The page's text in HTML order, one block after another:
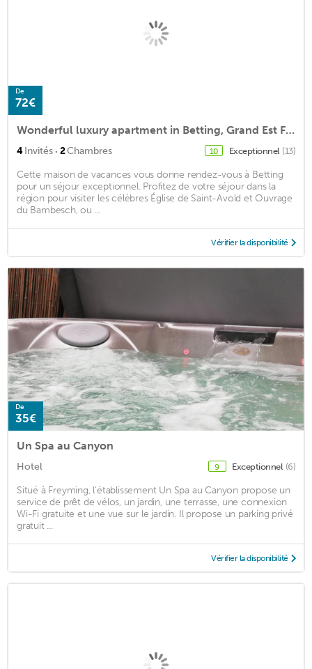
De
72€
Wonderful luxury apartment in Betting, Grand Est France. Accessible
4Invités · 2Chambres 10 Exceptionnel (13)
Cette maison de vacances vous donne rendez-vous à Betting
pour un séjour exceptionnel. Profitez de votre séjour dans la
région pour visiter les célèbres Église de Saint-Avold et Ouvrage
du Bambesch, ou ...
Vérifier la disponibilité
De
35€
Un Spa au Canyon
Hotel 9 Exceptionnel (6)
Situé à Freyming, l'établissement Un Spa au Canyon propose un
service de prêt de vélos, un jardin, une terrasse, une connexion
Wi-Fi gratuite et une vue sur le jardin. Il propose un parking privé
gratuit ...
Vérifier la disponibilité